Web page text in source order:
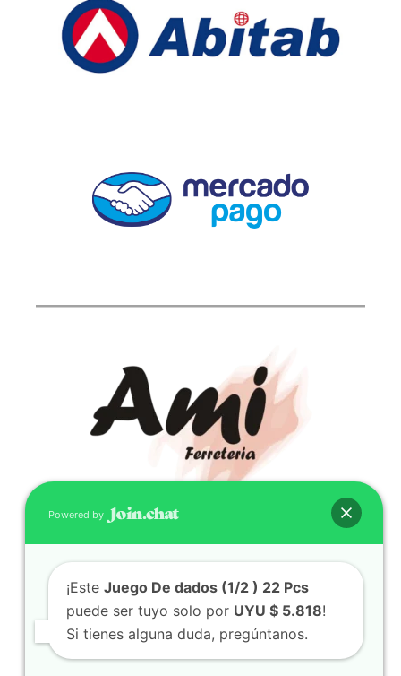
CONTACTO
(598) 099 466 212
correo@ferreami.com.uy
099 466 212
Facebook
Instagram
Powered by
¡Este Juego De dados (1/2 ) 22 Pcs
puede ser tuyo solo por UYU $ 5.818!
Si tienes alguna duda, pregúntanos.